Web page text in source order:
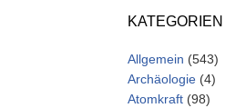
KATEGORIEN
Allgemein (543)
Archäologie (4)
Atomkraft (98)